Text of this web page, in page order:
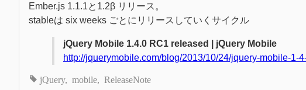
Ember.js 1.1.1と1.2β リリース。
stableは six weeks ごとにリリースしていくサイクル
jQuery Mobile 1.4.0 RC1 released | jQuery Mobile
http://jquerymobile.com/blog/2013/10/24/jquery-mobile-1-
jQuery mobile ReleaseNote